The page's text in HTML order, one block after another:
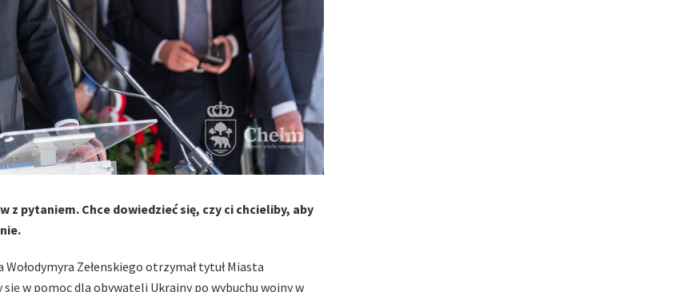
z pytaniem. Chce dowiedzieć się, czy ci chcieliby, aby
Zełenskiego otrzymał tytuł Miasta
w pomoc dla obywateli Ukrainy po wybuchu wojny w